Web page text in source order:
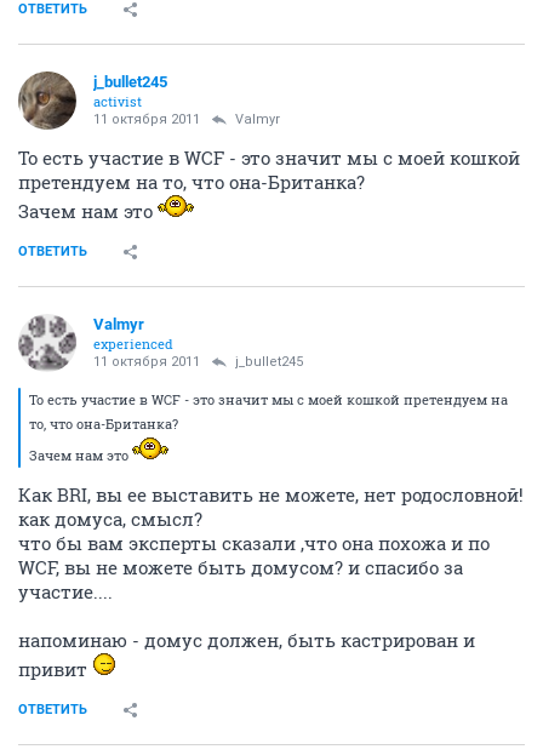
ОТВЕТИТЬ
j_bullet245
activist
11 октября 2011 Valmyr
То есть участие в WCF - это значит мы с моей кошкой
претендуем на то, что она-Британка?
Зачем нам это
ОТВЕТИТЬ
Valmyr
experienced
11 октября 2011 j_bullet245
То есть участие в WCF - это значит мы с моей кошкой претендуем на
то, что она-Британка?
Зачем нам это
Как BRI, вы ее выставить не можете, нет родословной!
как домуса, смысл?
что бы вам эксперты сказали ,что она похожа и по
WCF, вы не можете быть домусом? и спасибо за
участие....
напоминаю - домус должен, быть кастрирован и
привит
ОТВЕТИТЬ